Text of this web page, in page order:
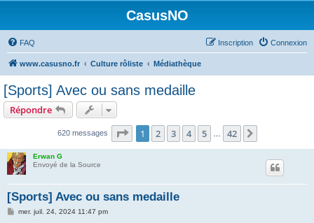
CasusNO
FAQ Connexion
Inscription
www.casusno.fr Culture rôliste Médiathèque
[Sports] Avec ou sans medaille
Répondre
620 messages Page 1sur42
1 2 3 4 5 42
Erwan G
Envoyé de la Source
[Sports] Avec ou sans medaille
Mmer. juil. 24, 2024 11:47 pm